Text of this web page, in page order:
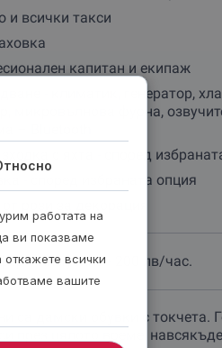
и всички такси
капитан и екипаж
- климатик, генератор,
микровълнова фурна,
с яхта - според
- според избраната опция
с лимузина - 200 лв/час.
са дамски обувки с токчета.
през цялото време,
работата на
ви показваме
всички
вашите